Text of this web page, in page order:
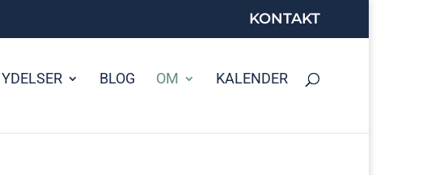
KONTAKT
YDELSER BLOG OM KALENDER